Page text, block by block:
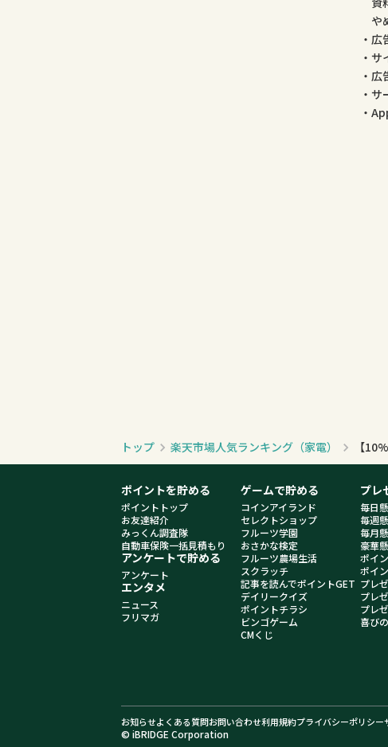
や
広
サ
広
サ
トップ 楽天市場人気ランキング（家電）
ポイントを貯める
ポイントトップ
お友達紹介
みっくん調査隊
自動車保険一括見積もり
アンケートで貯める
アンケート
エンタメ
ニュース
フリマガ
ゲームで貯める
コインアイランド
セレクトショップ
フルーツ学園
おさかな検定
フルーツ農場生活
スクラッチ
記事を読んでポイントGET
デイリークイズ
ポイントチラシ
ビンゴゲーム
CMくじ
プレ
毎日
毎週
毎月
豪華
ポイ
ポイ
プレ
プレ
プレ
喜び
お知らせよくある質問お問い合わせ利用規約プライバシーポリシー
© iBRIDGE Corporation